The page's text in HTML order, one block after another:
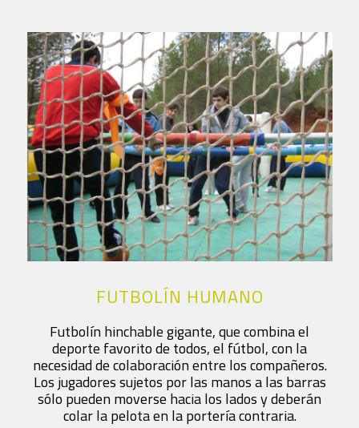
FUTBOLÍN HUMANO
Futbolín hinchable gigante, que combina el
deporte favorito de todos, el fútbol, con la
necesidad de colaboración entre los compañeros.
Los jugadores sujetos por las manos a las barras
sólo pueden moverse hacia los lados y deberán
colar la pelota en la portería contraria.